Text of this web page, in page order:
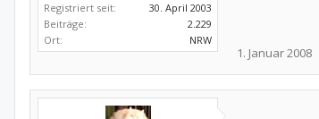
Registriert seit:
30. April 2003
Beiträge:
2.229
Ort:
NRW
1. Januar 2008